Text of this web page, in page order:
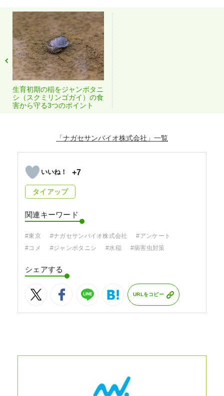
生育初期の稲をジャンボタニ
シ（スクミリンゴガイ）の食
害から守る3つのポイント
「ナガセサンバイオ株式会社」
+7
タイアップ
関連キーワード
#東京 #ナガセサンバイオ株式会社
#アンケート
#コメ
#ジャンボタニシ #水稲 #病害虫対策
シェアする
URLをコピー